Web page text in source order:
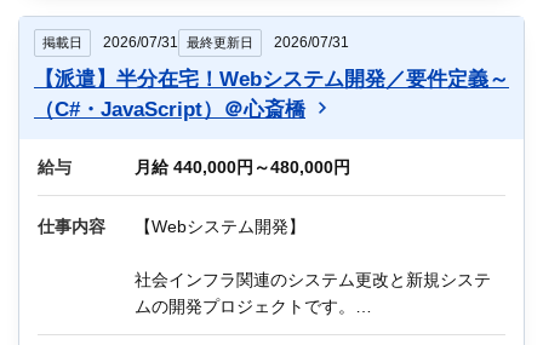
他にもIT関連のお仕事が多数あります。
迷っている方も、まずはお気軽にご相談くださ
い！
Q：必要スキルが足りているか心配なのですが…
A：引き継ぎやレクチャー・サポートがしっかり
あるので安心です！
掲載日 2026/07/31 最終更新日 2026/07/31
【派遣】半分在宅！Webシステム開発／要件定義～
（C#・JavaScript）＠心斎橋
給与 月給 440,000円～480,000円
仕事内容 【Webシステム開発】
社会インフラ関連のシステム更改と新規システ
ムの開発プロジェクトです。
システム要件定義から参画し、上流工程からリ